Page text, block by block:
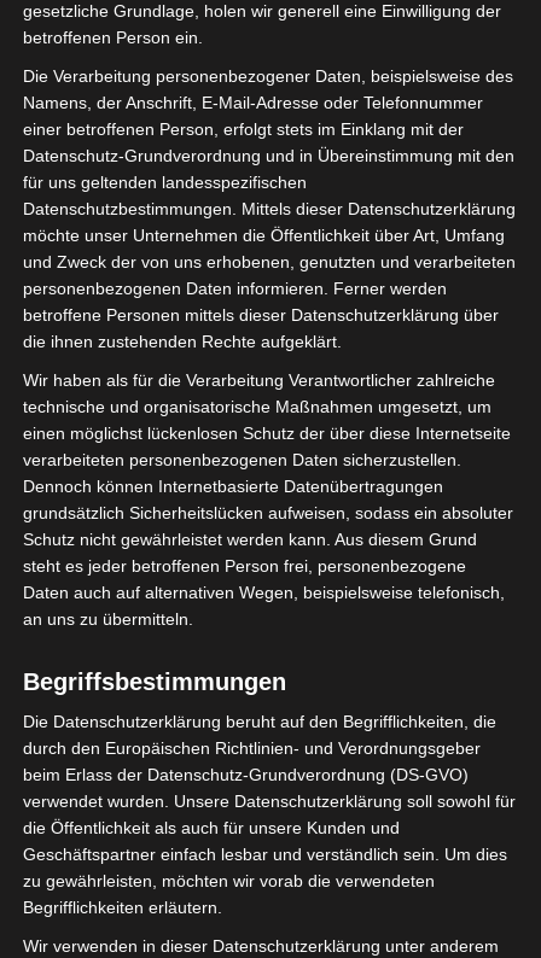
IGVW unterstützt den Welttag des Hörens
Zum Welttag des Hörens präsentierte die
Weltgesundheitsorganisation WHO am
02.03.2022 ein Online-Webinar zum neuen
events“, welcher sich speziell mit
Maßnahmen zur Hörgesundheit auf
Konzerten und in Clubs befasst.
Auf 100 Seiten finden sich neben
internationalen Best-Practice-Beispielen,
konkretes Know-how und praktische
gesetzliche Grundlage, holen wir generell eine Einwilligung der
betroffenen Person ein.
Die Verarbeitung personenbezogener Daten, beispielsweise des
Namens, der Anschrift, E-Mail-Adresse oder Telefonnummer
einer betroffenen Person, erfolgt stets im Einklang mit der
Datenschutz-Grundverordnung und in Übereinstimmung mit den
für uns geltenden landesspezifischen
Datenschutzbestimmungen. Mittels dieser Datenschutzerklärung
möchte unser Unternehmen die Öffentlichkeit über Art, Umfang
und Zweck der von uns erhobenen, genutzten und verarbeiteten
personenbezogenen Daten informieren. Ferner werden
betroffene Personen mittels dieser Datenschutzerklärung über
die ihnen zustehenden Rechte aufgeklärt.
Wir haben als für die Verarbeitung Verantwortlicher zahlreiche
technische und organisatorische Maßnahmen umgesetzt, um
einen möglichst lückenlosen Schutz der über diese Internetseite
verarbeiteten personenbezogenen Daten sicherzustellen.
Dennoch können Internetbasierte Datenübertragungen
grundsätzlich Sicherheitslücken aufweisen, sodass ein absoluter
Schutz nicht gewährleistet werden kann. Aus diesem Grund
steht es jeder betroffenen Person frei, personenbezogene
Daten auch auf alternativen Wegen, beispielsweise telefonisch,
an uns zu übermitteln.
Begriffsbestimmungen
Die Datenschutzerklärung beruht auf den Begrifflichkeiten, die
durch den Europäischen Richtlinien- und Verordnungsgeber
beim Erlass der Datenschutz-Grundverordnung (DS-GVO)
verwendet wurden. Unsere Datenschutzerklärung soll sowohl für
die Öffentlichkeit als auch für unsere Kunden und
Geschäftspartner einfach lesbar und verständlich sein. Um dies
zu gewährleisten, möchten wir vorab die verwendeten
Begrifflichkeiten erläutern.
Wir verwenden in dieser Datenschutzerklärung unter anderem